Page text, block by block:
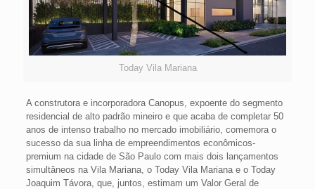
Today Vila Mariana
A construtora e incorporadora Canopus, expoente do segmento
residencial de alto padrão mineiro e que acaba de completar 50
anos de intenso trabalho no mercado imobiliário, comemora o
sucesso da sua linha de empreendimentos econômicos-
premium na cidade de São Paulo com mais dois lançamentos
simultâneos na Vila Mariana, o Today Vila Mariana e o Today
Joaquim Távora, que, juntos, estimam um Valor Geral de